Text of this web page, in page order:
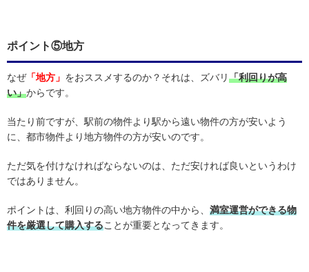
ポイント⑤地方
なぜ「地方」 をおススメするのか？それは、ズバリ「利回りが高
い」からです。
当たり前ですが、駅前の物件より駅から遠い物件の方が安いよう
に、都市物件より地方物件の方が安いのです。
ただ気を付けなければならないのは、ただ安ければ良いというわけ
ではありません。
ポイントは、利回りの高い地方物件の中から、 満室運営ができる物
件を厳選して購入することが重要となってきます。